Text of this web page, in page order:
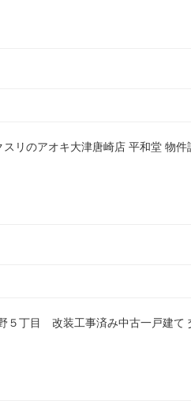
リのアオキ大津唐崎店 平和堂 物
丁目 改装工事済み中古一戸建て